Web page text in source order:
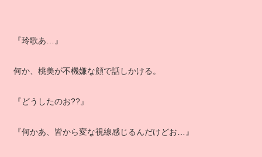
『玲歌あ…』
何か、桃美が不機嫌な顔で話しかける。
『どうしたのお??』
『何かあ、皆から変な視線感じるんだけどお…』